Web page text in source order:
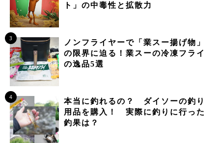
ト」の中毒性と拡散力
3
ノンフライヤーで「業スー揚げ物」
の限界に迫る！業スーの冷凍フライ
の逸品5選
4
本当に釣れるの？ ダイソーの釣り
用品を購入！ 実際に釣りに行った
釣果は？